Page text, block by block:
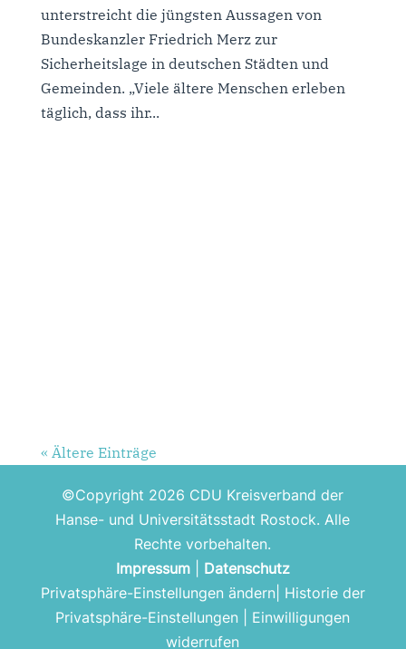
unterstreicht die jüngsten Aussagen von
Bundeskanzler Friedrich Merz zur
Sicherheitslage in deutschen Städten und
Gemeinden. „Viele ältere Menschen erleben
täglich, dass ihr...
« Ältere Einträge
©Copyright 2026 CDU Kreisverband der
Hanse- und Universitätsstadt Rostock. Alle
Rechte vorbehalten.
Impressum| Datenschutz
Privatsphäre-Einstellungen ändern| Historie der
Privatsphäre-Einstellungen
Einwilligungen
widerrufen